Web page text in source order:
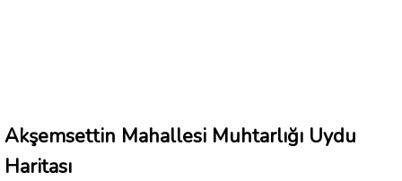
Akşemsettin Mahallesi Muhtarlığı Uydu
Haritası